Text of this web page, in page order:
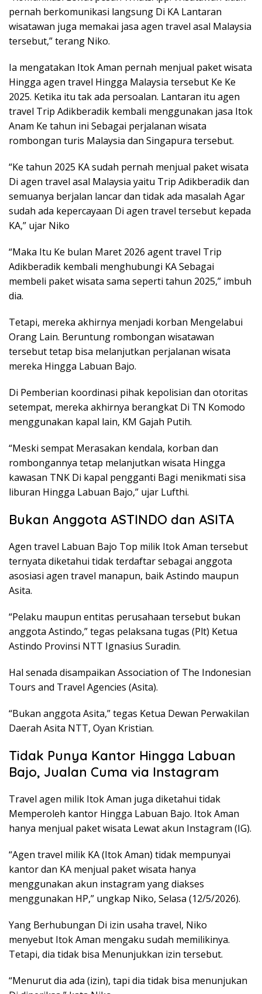
pernah berkomunikasi langsung Di KA Lantaran
wisatawan juga memakai jasa agen travel asal Malaysia
tersebut,” terang Niko.
Ia mengatakan Itok Aman pernah menjual paket wisata
Hingga agen travel Hingga Malaysia tersebut Ke Ke
2025. Ketika itu tak ada persoalan. Lantaran itu agen
travel Trip Adikberadik kembali menggunakan jasa Itok
Anam Ke tahun ini Sebagai perjalanan wisata
rombongan turis Malaysia dan Singapura tersebut.
“Ke tahun 2025 KA sudah pernah menjual paket wisata
Di agen travel asal Malaysia yaitu Trip Adikberadik dan
semuanya berjalan lancar dan tidak ada masalah Agar
sudah ada kepercayaan Di agen travel tersebut kepada
KA,” ujar Niko
“Maka Itu Ke bulan Maret 2026 agent travel Trip
Adikberadik kembali menghubungi KA Sebagai
membeli paket wisata sama seperti tahun 2025,” imbuh
dia.
Tetapi, mereka akhirnya menjadi korban Mengelabui
Orang Lain. Beruntung rombongan wisatawan
tersebut tetap bisa melanjutkan perjalanan wisata
mereka Hingga Labuan Bajo.
Di Pemberian koordinasi pihak kepolisian dan otoritas
setempat, mereka akhirnya berangkat Di TN Komodo
menggunakan kapal lain, KM Gajah Putih.
“Meski sempat Merasakan kendala, korban dan
rombongannya tetap melanjutkan wisata Hingga
kawasan TNK Di kapal pengganti Bagi menikmati sisa
liburan Hingga Labuan Bajo,” ujar Lufthi.
Bukan Anggota ASTINDO dan ASITA
Agen travel Labuan Bajo Top milik Itok Aman tersebut
ternyata diketahui tidak terdaftar sebagai anggota
asosiasi agen travel manapun, baik Astindo maupun
Asita.
“Pelaku maupun entitas perusahaan tersebut bukan
anggota Astindo,” tegas pelaksana tugas (Plt) Ketua
Astindo Provinsi NTT Ignasius Suradin.
Hal senada disampaikan Association of The Indonesian
Tours and Travel Agencies (Asita).
“Bukan anggota Asita,” tegas Ketua Dewan Perwakilan
Daerah Asita NTT, Oyan Kristian.
Tidak Punya Kantor Hingga Labuan
Bajo, Jualan Cuma via Instagram
Travel agen milik Itok Aman juga diketahui tidak
Memperoleh kantor Hingga Labuan Bajo. Itok Aman
hanya menjual paket wisata Lewat akun Instagram (IG).
“Agen travel milik KA (Itok Aman) tidak mempunyai
kantor dan KA menjual paket wisata hanya
menggunakan akun instagram yang diakses
menggunakan HP,” ungkap Niko, Selasa (12/5/2026).
Yang Berhubungan Di izin usaha travel, Niko
menyebut Itok Aman mengaku sudah memilikinya.
Tetapi, dia tidak bisa Menunjukkan izin tersebut.
“Menurut dia ada (izin), tapi dia tidak bisa menunjukan